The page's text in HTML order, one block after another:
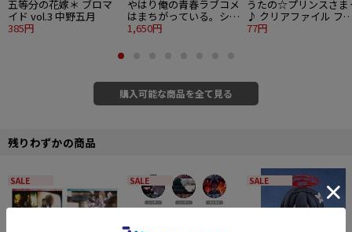
五等分の花嫁＊ ブロマ
イド vol.3 中野五月
385円
やはり俺の青春ラブコメ
はまちがっている。シリ
ーズ アクリルフィギュ
1,650円
うたの☆プリンスさま
♪ クリアファイル フ
トプロップスVer. 来栖
77円
購入可能な商品を全て見る
残りわずかの商品
SALE SALE SALE